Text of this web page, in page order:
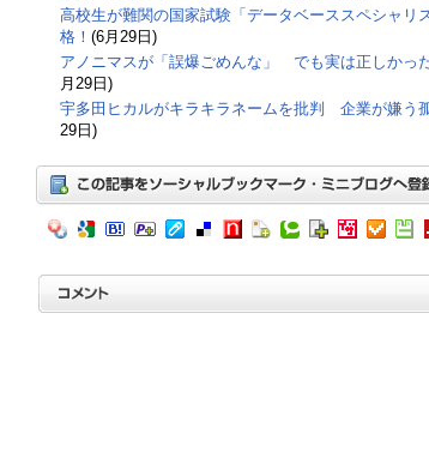
高校生が難関の国家試験「データベーススペシャリ
格！ (6月29日)
アノニマスが「誤爆ごめんな」 でも実は正しかっ
月29日)
宇多田ヒカルがキラキラネームを批判 企業が嫌う
29日)